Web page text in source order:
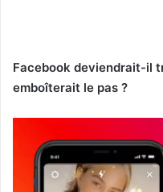
Facebook deviendrait-il
emboîterait le pas ?